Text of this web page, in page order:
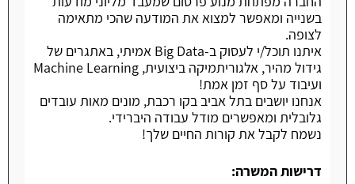
בשנייה ומאפשר למצוא את המודעה שהכי מתאימה
לצופה.
איתנו תוכל/י לעסוק ב-Big Data אמיתי, באתגרים של
גידול מהיר, אלגוריתמיקה ביצועית, Machine Learning
ועיבוד על סף זמן אמת!
אנחנו יושבים בתל אביב בקו רכבת, מונים מאות עובדים
גלובלית ומאפשרים מודל עבודה היברידי.
נשמח לקבל את קורות החיים שלך!
דרישות המשרה: